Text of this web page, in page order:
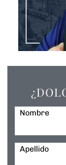
Nombre
Apellido